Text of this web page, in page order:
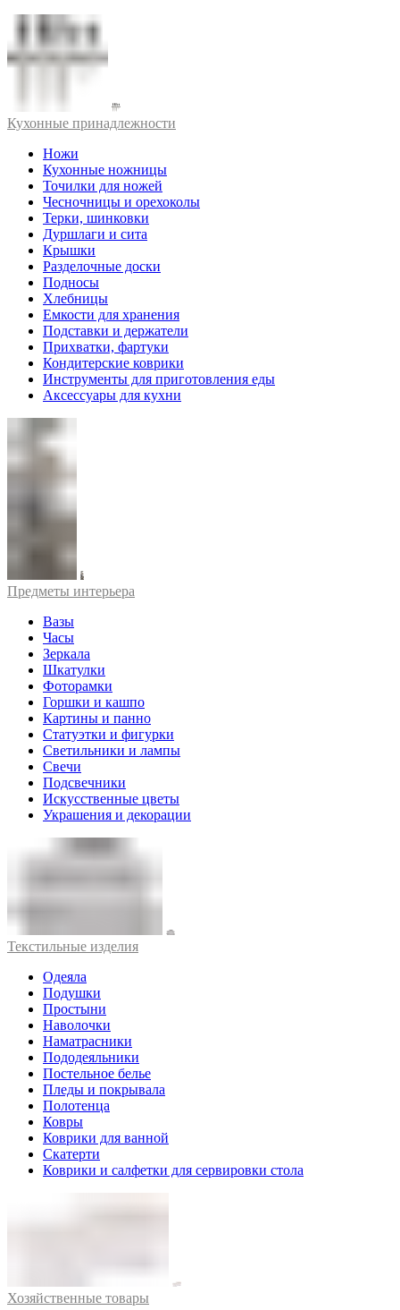
Кухонные принадлежности
Ножи
Кухонные ножницы
Точилки для ножей
Чесночницы и орехоколы
Терки, шинковки
Дуршлаги и сита
Крышки
Разделочные доски
Подносы
Хлебницы
Емкости для хранения
Подставки и держатели
Прихватки, фартуки
Кондитерские коврики
Инструменты для приготовления еды
Аксессуары для кухни
Предметы интерьера
Вазы
Часы
Зеркала
Шкатулки
Фоторамки
Горшки и кашпо
Картины и панно
Статуэтки и фигурки
Светильники и лампы
Свечи
Подсвечники
Искусственные цветы
Украшения и декорации
Текстильные изделия
Одеяла
Подушки
Простыни
Наволочки
Наматрасники
Пододеяльники
Постельное белье
Пледы и покрывала
Полотенца
Ковры
Коврики для ванной
Скатерти
Коврики и салфетки для сервировки стола
Хозяйственные товары